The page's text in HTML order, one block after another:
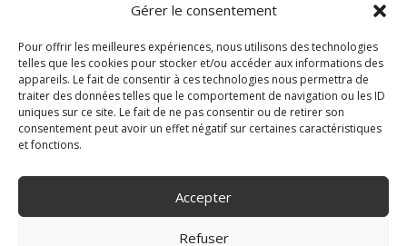
Gérer le consentement
Pour offrir les meilleures expériences, nous utilisons des technologies
telles que les cookies pour stocker et/ou accéder aux informations des
appareils. Le fait de consentir à ces technologies nous permettra de
traiter des données telles que le comportement de navigation ou les ID
uniques sur ce site. Le fait de ne pas consentir ou de retirer son
consentement peut avoir un effet négatif sur certaines caractéristiques
et fonctions.
Accepter
Refuser
Articles récents
Burn-out : et si la meilleure résolution de la rentrée
était de prendre soin de soi… et des autres ?
Travail dissimulé : les enseignements d’un procès pénal
hors normes
Prise en compte des congés payés pour le calcul des
heures supplémentaires